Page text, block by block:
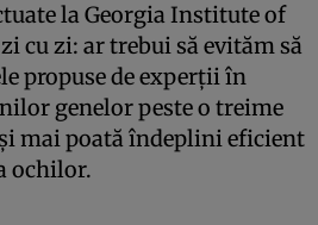
la Georgia Institute of
cu zi: ar trebui să evităm să
propuse de experţii în
genelor peste o treime
mai poată îndeplini eficient
ochilor.